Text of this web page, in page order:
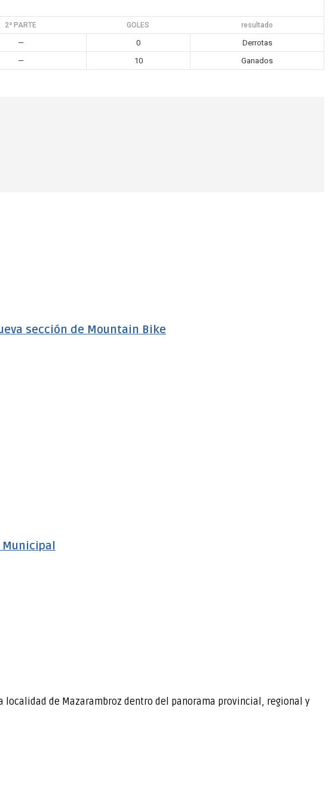
2ª PARTE GOLES resultado
— 0
Derrotas
— 10 Ganados
sección de Mountain Bike
Municipal
de Mazarambroz dentro del panorama provincial, regional y